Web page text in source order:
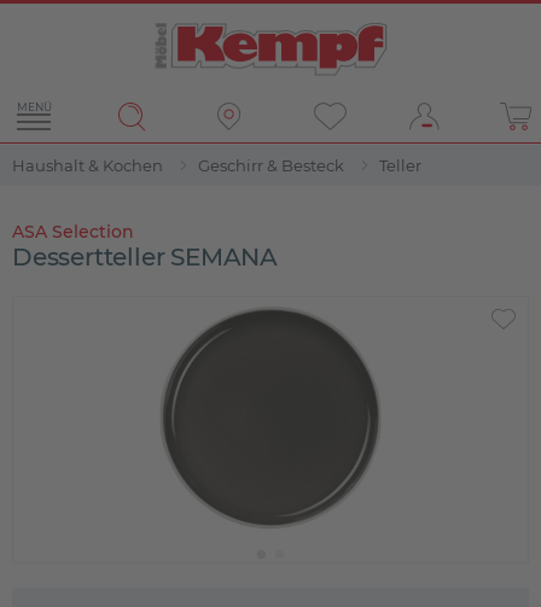
MENÜ
Haushalt & Kochen Geschirr & Besteck Teller
ASA Selection
Dessertteller SEMANA